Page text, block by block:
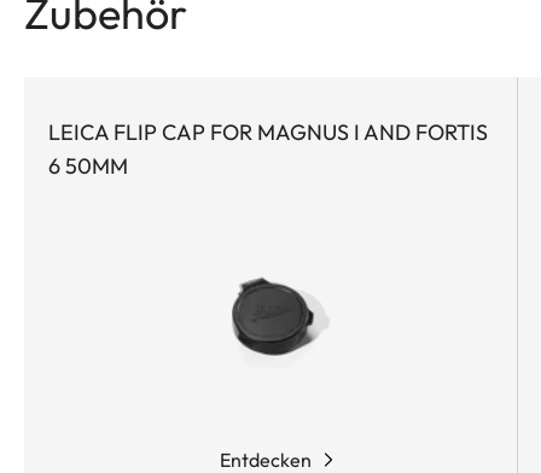
oder Ansitz.
Zubehör
LEICA FLIP CAP FOR MAGNUS I AND FORTIS
6 50MM
Entdecken